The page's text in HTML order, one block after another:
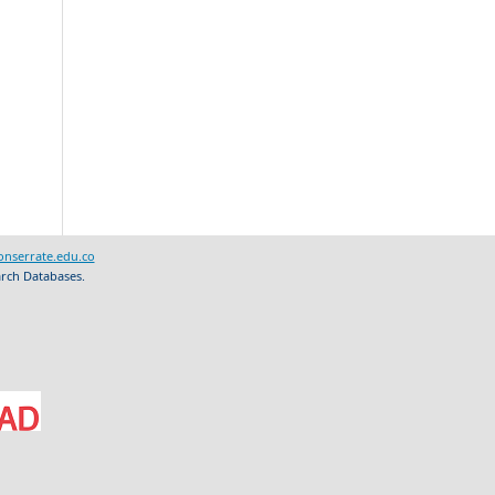
Databases.